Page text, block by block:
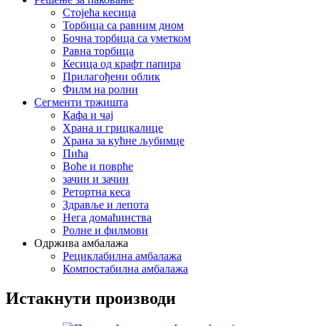
Стојећа кесица
Торбица са равним дном
Бочна торбица са уметком
Равна торбица
Кесица од крафт папира
Прилагођени облик
Филм на ролни
Сегменти тржишта
Кафа и чај
Храна и грицкалице
Храна за кућне љубимце
Пића
Воће и поврће
зачин и зачин
Ретортна кеса
Здравље и лепота
Нега домаћинства
Ролне и филмови
Одржива амбалажа
Рециклабилна амбалажа
Компостабилна амбалажа
Истакнути производи